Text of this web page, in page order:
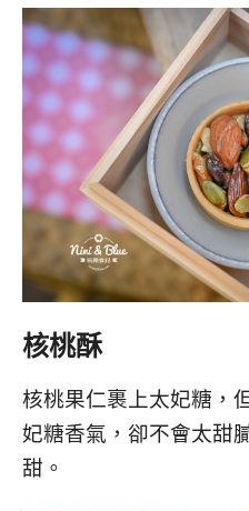
核桃酥
核桃果仁裹上太妃糖，
妃糖香氣，卻不會太甜
甜。